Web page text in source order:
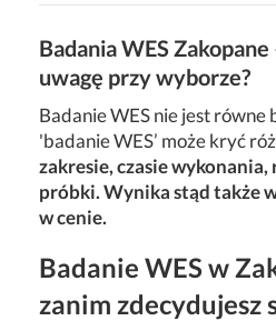
Badania WES
uwagę przy wyborze?
Badanie WES nie jest równe
'badanie WES’ może kryć
zakresie, czasie
próbki. Wynika stąd także
w cenie.
Badanie WES w
zanim zdecydujesz